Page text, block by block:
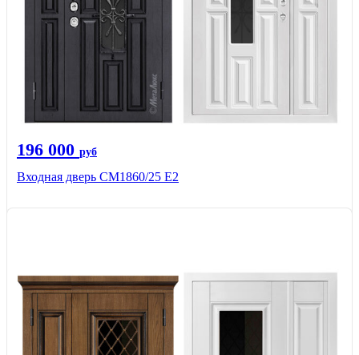
196 000 руб
Входная дверь СМ1860/25 Е2